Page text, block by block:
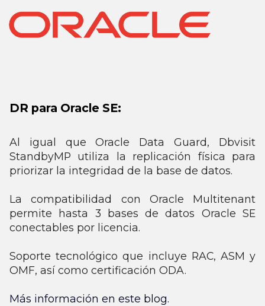
DR para Oracle SE:
Al igual que Oracle Data Guard, Dbvisit
StandbyMP utiliza la replicación física para
priorizar la integridad de la base de datos.
La compatibilidad con Oracle Multitenant
permite hasta 3 bases de datos Oracle SE
conectables por licencia.
Soporte tecnológico que incluye RAC, ASM y
OMF, así como certificación ODA.
Más información en este blog.